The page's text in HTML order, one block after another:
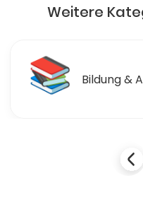
Weitere
📚 Bildung &